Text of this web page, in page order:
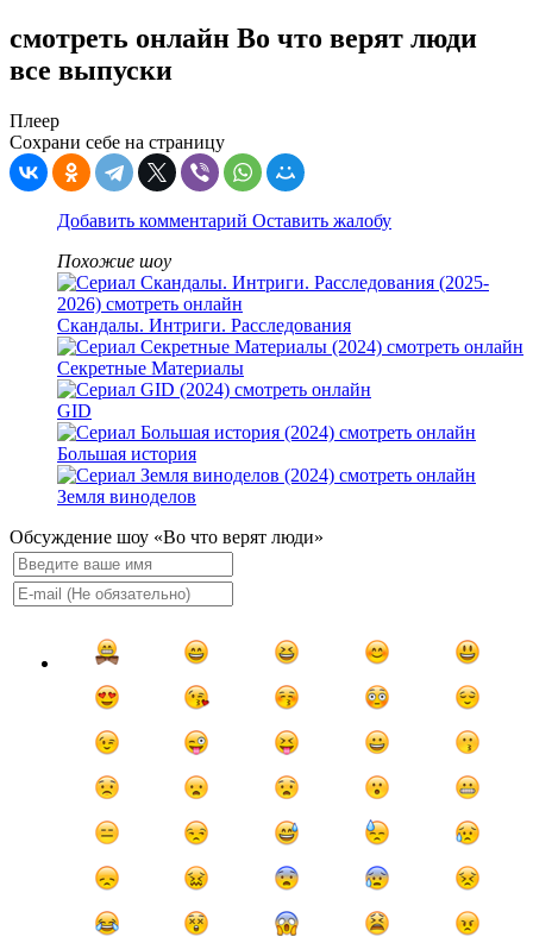
смотреть онлайн Во что верят люди
все выпуски
Плеер
Сохрани себе на страницу
Добавить комментарий Оставить жалобу
Похожие шоу
Скандалы. Интриги. Расследования
Секретные Материалы
GID
Большая история
Земля виноделов
Обсуждение шоу «Во что верят люди»